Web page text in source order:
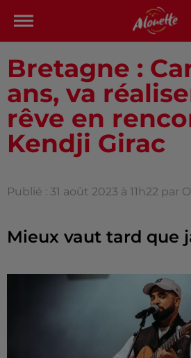
Bretagne :
ans, va
rêve en
Kendji Girac
Publié : 31 août 2023 à 11h22 par
Mieux vaut tard que